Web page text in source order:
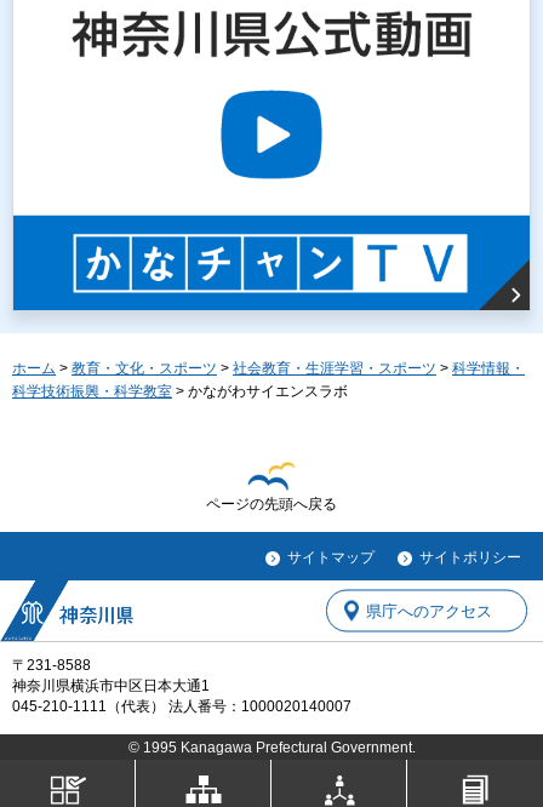
ホーム > 教育・文化・スポーツ > 社会教育・生涯学習・スポーツ > 科学情報・
科学技術振興・科学教室 > かながわサイエンスラボ
ページの先頭へ戻る
サイトマップ サイトポリシー
〒231-8588
神奈川県横浜市中区日本大通1
045-210-1111（代表） 法人番号：1000020140007
県庁へのアクセス
© 1995 Kanagawa Prefectural Government.